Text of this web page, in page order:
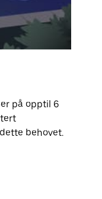
på opptil 6
behovet.